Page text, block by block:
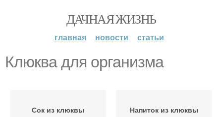
ДАЧНАЯ ЖИЗНЬ
главная новости статьи
Клюква для организма
Сок из клюквы Напиток из клюквы